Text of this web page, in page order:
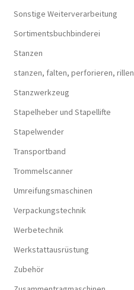
Sonstige Weiterverarbeitung
Sortimentsbuchbinderei
Stanzen
stanzen, falten, perforieren, rillen
Stanzwerkzeug
Stapelheber und Stapellifte
Stapelwender
Transportband
Trommelscanner
Umreifungsmaschinen
Verpackungstechnik
Werbetechnik
Werkstattausrüstung
Zubehör